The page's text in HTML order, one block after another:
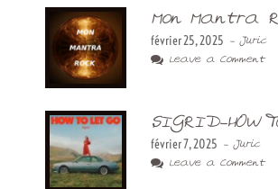
Mon Mantra
février 25, 2025 - Juric
Leave a Comment
SIGRID-HOW
février 7, 2025 - Juric
Leave a Comment